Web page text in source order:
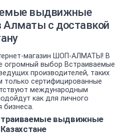
выдвижные
Алматы с доставкой
магазин ШОП-АЛМАТЫ! В
огромный выбор Встраиваемые
производителей, таких
только сертифицированные
международным
как для личного
бизнеса.
выдвижные